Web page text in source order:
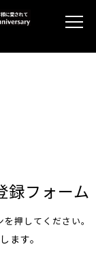
録フォーム
押してください。
ます。